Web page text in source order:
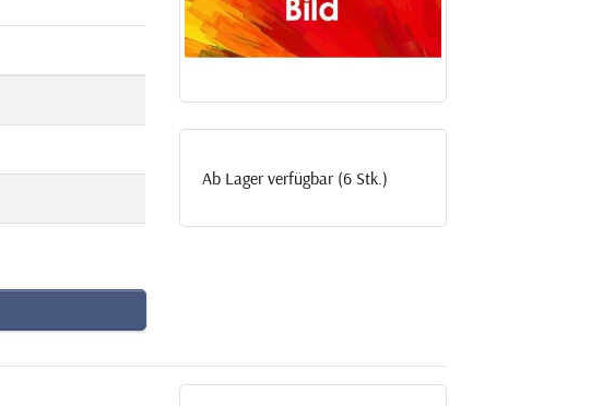
Ab Lager verfügbar (6 Stk.)